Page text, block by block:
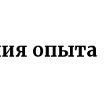
опыта